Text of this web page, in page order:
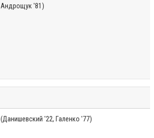
Андрощук '81)
(Данишевский '22, Галенко '77)